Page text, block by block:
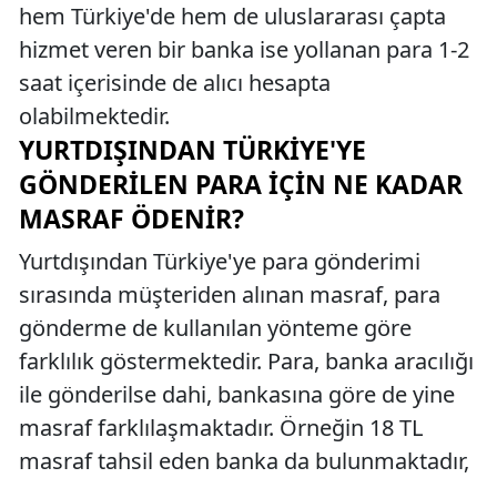
hem Türkiye'de hem de uluslararası çapta
hizmet veren bir banka ise yollanan para 1-2
saat içerisinde de alıcı hesapta
olabilmektedir.
YURTDIŞINDAN TÜRKIYE'YE
GÖNDERILEN PARA İÇIN NE KADAR
MASRAF ÖDENIR?
Yurtdışından Türkiye'ye para gönderimi
sırasında müşteriden alınan masraf, para
gönderme de kullanılan yönteme göre
farklılık göstermektedir. Para, banka aracılığı
ile gönderilse dahi, bankasına göre de yine
masraf farklılaşmaktadır. Örneğin 18 TL
masraf tahsil eden banka da bulunmaktadır,